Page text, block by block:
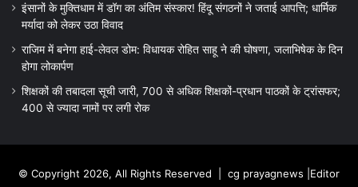
इंसानों के मुक्तिधाम में डॉग का अंतिम संस्कार! हिंदू संगठनों ने जताई आपत्ति; धार्मिक
मर्यादा को लेकर उठा विवाद
राजिम में बनेगा हाई-लेवल डोम: विधायक रोहित साहू ने की घोषणा, जलाभिषेक के दिन
होगा लोकार्पण
शिक्षकों की तबादला सूची जारी, 700 से अधिक शिक्षकों-प्रधान पाठकों के ट्रांसफर;
400 से ज्यादा नामों पर लगी रोक
© Copyright 2026, All Rights Reserved | cg prayagnews |Editor